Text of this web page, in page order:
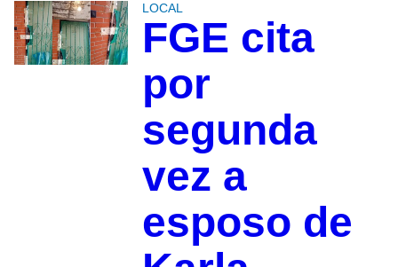
LOCAL
FGE cita
por
segunda
vez a
esposo de